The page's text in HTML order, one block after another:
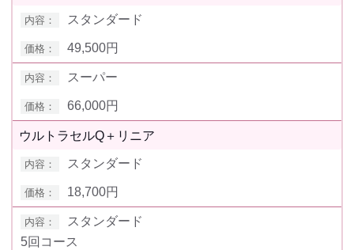
スタンダード
49,500円
スーパー
66,000円
ウルトラセルQ＋リニア
スタンダード
18,700円
スタンダード
5回コース